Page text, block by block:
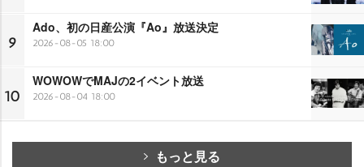
9
Ado、初の日産公演『Ao』放送決定
2026-08-05 18:00
10
WOWOWでMAJの2イベント放送
2026-08-04 18:00
もっと見る